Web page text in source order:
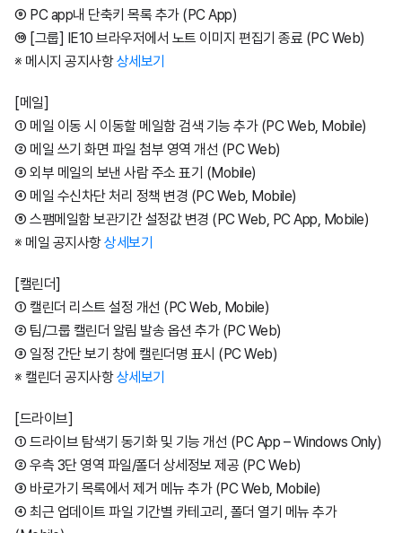
⑨ PC app내 단축키 목록 추가 (PC App)
⑩ [그룹] IE10 브라우저에서 노트 이미지 편집기 종료 (PC Web)
※ 메시지 공지사항상세보기
[메일]
① 메일 이동 시 이동할 메일함 검색 기능 추가 (PC Web, Mobile)
② 메일 쓰기 화면 파일 첨부 영역 개선 (PC Web)
③ 외부 메일의 보낸 사람 주소 표기 (Mobile)
④ 메일 수신차단 처리 정책 변경 (PC Web, Mobile)
⑤ 스팸메일함 보관기간 설정값 변경 (PC Web, PC App, Mobile)
※ 메일 공지사항상세보기
[캘린더]
① 캘린더 리스트 설정 개선 (PC Web, Mobile)
② 팀/그룹 캘린더 알림 발송 옵션 추가 (PC Web)
③ 일정 간단 보기 창에 캘린더명 표시 (PC Web)
※ 캘린더 공지사항상세보기
[드라이브]
① 드라이브 탐색기 동기화 및 기능 개선 (PC App – Windows Only)
② 우측 3단 영역 파일/폴더 상세정보 제공 (PC Web)
③ 바로가기 목록에서 제거 메뉴 추가 (PC Web, Mobile)
④ 최근 업데이트 파일 기간별 카테고리, 폴더 열기 메뉴 추가